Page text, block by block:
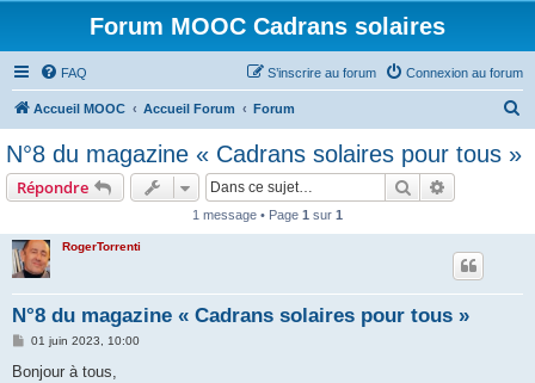
Forum MOOC Cadrans solaires
FAQ Connexion au forum
S’inscrire au forum
Accueil MOOC Accueil Forum Forum
N°8 du magazine « Cadrans solaires pour tous »
Répondre Rechercher
1 message • Page 1 sur 1
RogerTorrenti
N°8 du magazine « Cadrans solaires pour tous »
M
s
01 juin 2023, 10:00
Bonjour à tous,